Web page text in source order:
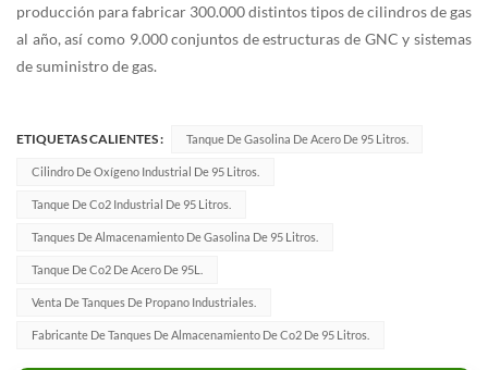
producción para fabricar 300.000 distintos tipos de cilindros de gas
al año, así como 9.000 conjuntos de estructuras de GNC y sistemas
de suministro de gas.
ETIQUETAS CALIENTES : Tanque De Gasolina De Acero De 95 Litros.
Cilindro De Oxígeno Industrial De 95 Litros.
Tanque De Co2 Industrial De 95 Litros.
Tanques De Almacenamiento De Gasolina De 95 Litros.
Tanque De Co2 De Acero De 95L.
Venta De Tanques De Propano Industriales.
Fabricante De Tanques De Almacenamiento De Co2 De 95 Litros.